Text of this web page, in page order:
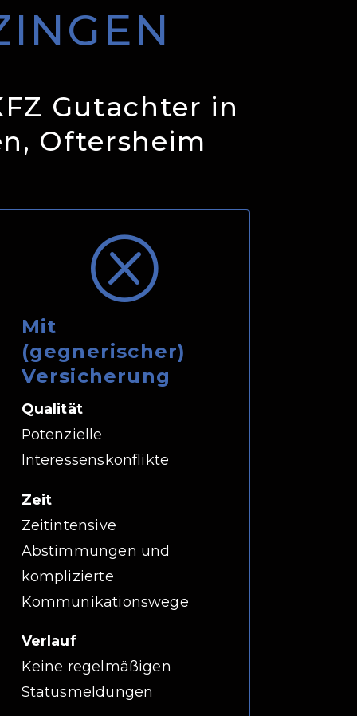
Gutachter in
Oftersheim
Q
Mit
(gegnerischer)
Versicherung
Qualität
Potenzielle
Interessenskonflikte
Zeit
Zeitintensive
Abstimmungen und
komplizierte
Kommunikationswege
Verlauf
Keine regelmäßigen
Statusmeldungen